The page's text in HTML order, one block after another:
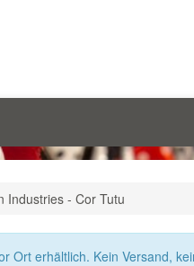
Industries - Cor Tutu
Ort erhältlich. Kein Versand,